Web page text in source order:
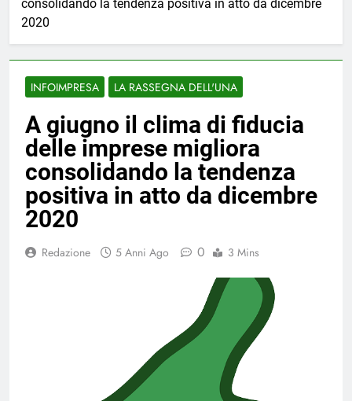
consolidando la tendenza positiva in atto da dicembre
2020
INFOIMPRESA LA RASSEGNA DELL'UNA
A giugno il clima di fiducia
delle imprese migliora
consolidando la tendenza
positiva in atto da dicembre
2020
Redazione 5 Anni Ago 0 3 Mins